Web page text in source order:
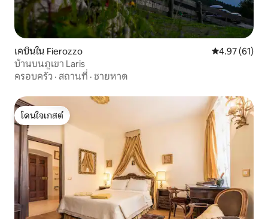
เคบินใน Fierozzo คะแนนเฉลี่ย
4.97 (61)
บ้านบนภูเขา Laris
ครอบครัว · สถานที่ · ชายหาด
โดนใจเกสต์
โดนใจเกสต์